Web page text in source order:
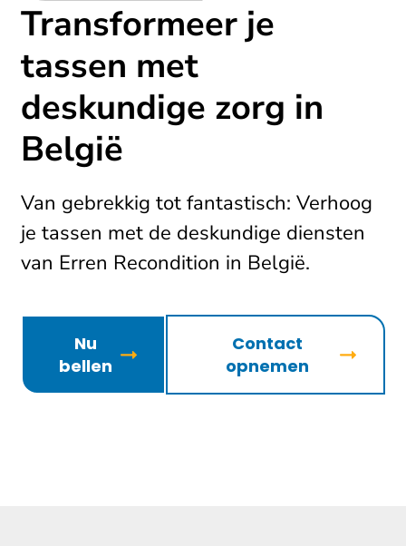
Transformeer je
tassen met
deskundige zorg in
België
Van gebrekkig tot fantastisch: Verhoog
je tassen met de deskundige diensten
van Erren Recondition in België.
Nu
bellen
Contact
opnemen